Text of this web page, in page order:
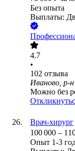
Без опыта
Выплаты:
4.7
•
102 отзыва
Иваново, р-
Можно без
Врач-хирург
100 000 –
Опыт 1-3